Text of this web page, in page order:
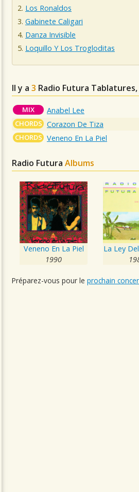
Los Ronaldos
Gabinete Caligari
Danza Invisible
Loquillo Y Los Trogloditas
Il y a 3 Radio Futura
MIX Anabel Lee
CHORDS Corazon De Tiza
CHORDS Veneno En La Piel
Radio Futura Albums
Veneno En La Piel
1990
La Ley
Préparez-vous pour le prochain